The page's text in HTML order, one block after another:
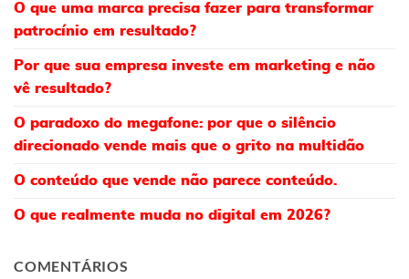
O que uma marca precisa fazer para transformar
patrocínio em resultado?
Por que sua empresa investe em marketing e não
vê resultado?
O paradoxo do megafone: por que o silêncio
direcionado vende mais que o grito na multidão
O conteúdo que vende não parece conteúdo.
O que realmente muda no digital em 2026?
COMENTÁRIOS